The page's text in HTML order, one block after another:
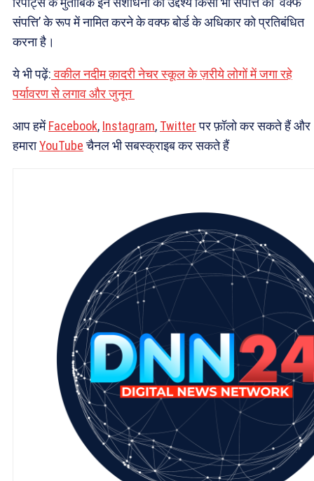
संपत्ति’ के रूप में नामित करने के वक्फ बोर्ड के अधिकार को प्रतिबंधित
करना है।
ये भी पढ़ें:वकील नदीम क़ादरी नेचर स्कूल के ज़रीये लोगों में जगा रहे
पर्यावरण से लगाव और जुनून
आप हमेंFacebook, Instagram, Twitterपर फ़ॉलो कर सकते हैं और
हमाराYouTubeचैनल भी सबस्क्राइब कर सकते हैं